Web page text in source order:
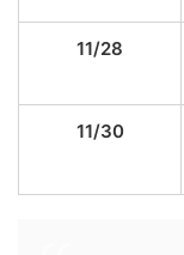
11/28
11/30